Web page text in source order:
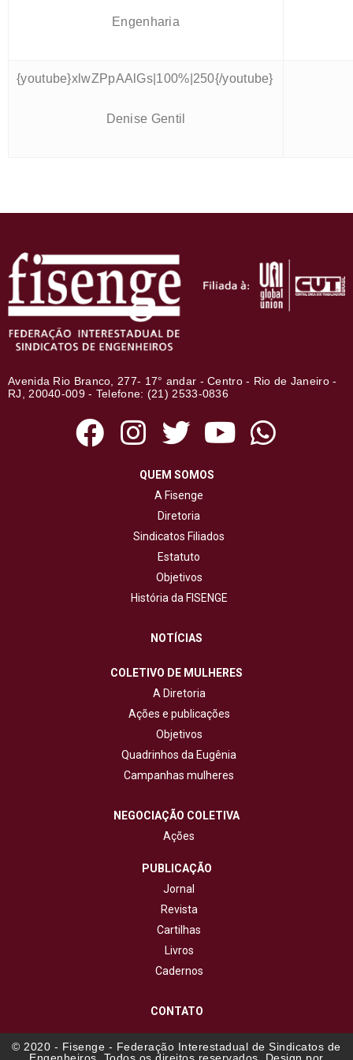
Engenharia
{youtube}xlwZPpAAlGs|100%|250{/youtube}
Denise Gentil
Avenida Rio Branco, 277- 17° andar - Centro - Rio de Janeiro -
RJ, 20040-009 - Telefone: (21) 2533-0836
QUEM SOMOS
A Fisenge
Diretoria
Sindicatos Filiados
Estatuto
Objetivos
História da FISENGE
NOTÍCIAS
COLETIVO DE MULHERES
A Diretoria
Ações e publicações
Objetivos
Quadrinhos da Eugênia
Campanhas mulheres
NEGOCIAÇÃO COLETIVA
Ações
PUBLICAÇÃO
Jornal
Revista
Cartilhas
Livros
Cadernos
CONTATO
© 2020 - Fisenge - Federação Interestadual de Sindicatos de